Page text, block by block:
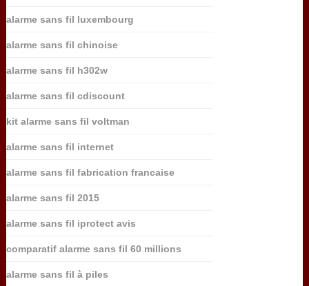
alarme sans fil luxembourg
alarme sans fil chinoise
alarme sans fil h302w
alarme sans fil cdiscount
kit alarme sans fil voltman
alarme sans fil internet
alarme sans fil fabrication francaise
alarme sans fil 2015
alarme sans fil iprotect avis
comparatif alarme sans fil 60 millions
alarme sans fil à piles